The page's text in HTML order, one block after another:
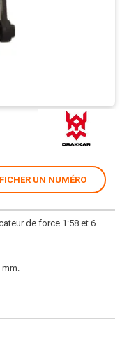
de force 1:58 et 6
UN NUMÉRO